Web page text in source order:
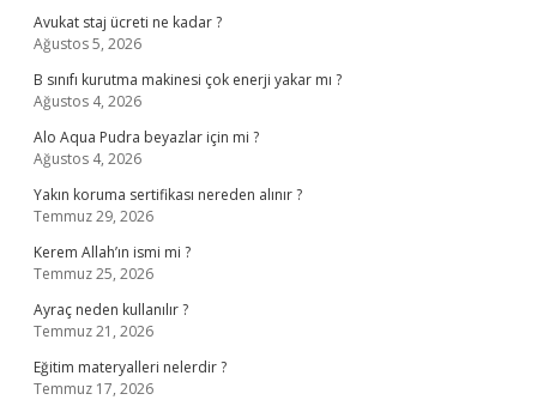
Avukat staj ücreti ne kadar ?
Ağustos 5, 2026
B sınıfı kurutma makinesi çok enerji yakar mı ?
Ağustos 4, 2026
Alo Aqua Pudra beyazlar için mi ?
Ağustos 4, 2026
Yakın koruma sertifikası nereden alınır ?
Temmuz 29, 2026
Kerem Allah’ın ismi mi ?
Temmuz 25, 2026
Ayraç neden kullanılır ?
Temmuz 21, 2026
Eğitim materyalleri nelerdir ?
Temmuz 17, 2026